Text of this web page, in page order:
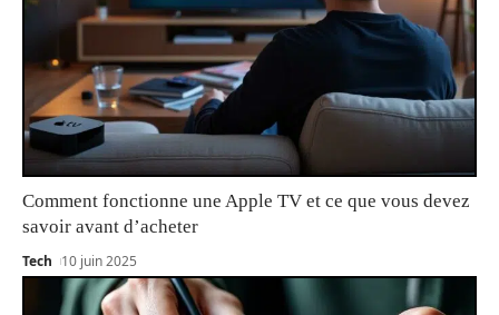
Comment fonctionne une Apple TV et ce que vous devez
savoir avant d’acheter
Tech 10 juin 2025